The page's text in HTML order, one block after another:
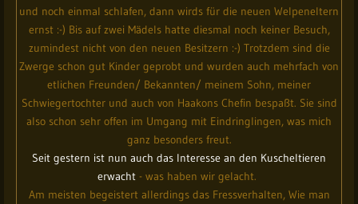
und noch einmal schlafen, dann wirds für die neuen Welpeneltern
ernst :-) Bis auf zwei Mädels hatte diesmal noch keiner Besuch,
zumindest nicht von den neuen Besitzern :-) Trotzdem sind die
Zwerge schon gut Kinder geprobt und wurden auch mehrfach von
etlichen Freunden/ Bekannten/ meinem Sohn, meiner
Schwiegertochter und auch von Haakons Chefin bespaßt. Sie sind
also schon sehr offen im Umgang mit Eindringlingen, was mich
ganz besonders freut.
Seit gestern ist nun auch das Interesse an den Kuscheltieren
erwacht- was haben wir gelacht.
Am meisten begeistert allerdings das Fressverhalten, Wie man